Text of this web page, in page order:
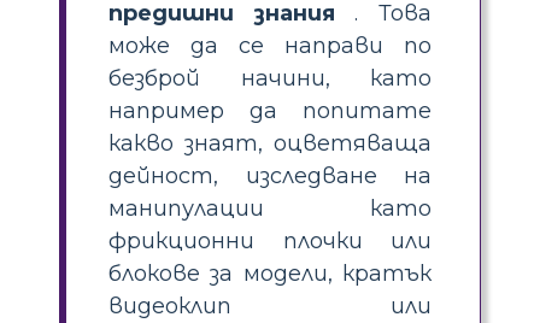
предишни знания . Това
може да се направи по
безброй начини, като
например да попитате
какво знаят, оцветяваща
дейност, изследване на
манипулации като
фрикционни плочки или
блокове за модели, кратък
видеоклип или